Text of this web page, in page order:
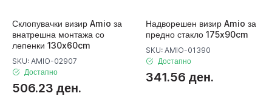
Склопувачки визир Amio за
внатрешна монтажа со
лепенки 130x60cm
SKU: AMIO-02907
Достапно
506.23 ден.
Надворешен визир Amio за
предно стакло 175x90cm
SKU: AMIO-01390
Достапно
341.56 ден.